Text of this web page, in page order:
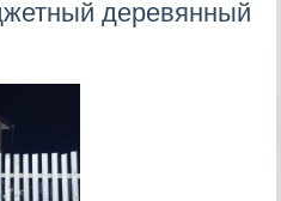
деревянный